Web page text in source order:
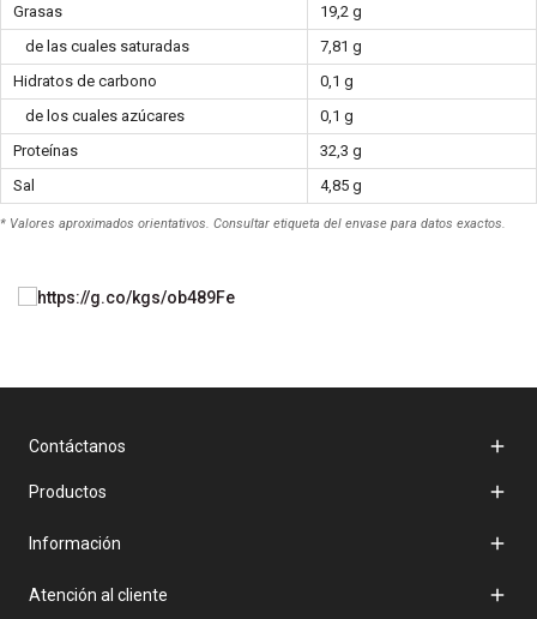
Grasas
19,2 g
de las cuales saturadas
7,81 g
Hidratos de carbono
0,1 g
de los cuales azúcares
0,1 g
Proteínas
32,3 g
Sal
4,85 g
* Valores aproximados orientativos. Consultar etiqueta del envase para datos exactos.
Contáctanos 
Productos 
Información 
Atención al cliente 